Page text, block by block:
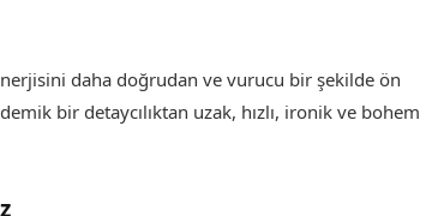
daha doğrudan ve vurucu bir şekilde ön
bir detaycılıktan uzak, hızlı, ironik ve bohem